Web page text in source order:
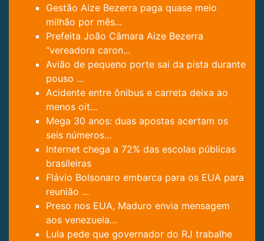
Gestão Aize Bezerra paga quase meio
milhão por mês...
Prefeita João Câmara Aize Bezerra
“vereadora caron...
Avião de pequeno porte sai da pista durante
pouso ...
Acidente entre ônibus e carreta deixa ao
menos oit...
Mega 30 anos: duas apostas acertam os
seis números...
Internet chega a 72% das escolas públicas
brasileiras
Flávio Bolsonaro embarca para os EUA para
reunião ...
Preso nos EUA, Maduro envia mensagem
aos venezuela...
Lula pede que governador do RJ trabalhe